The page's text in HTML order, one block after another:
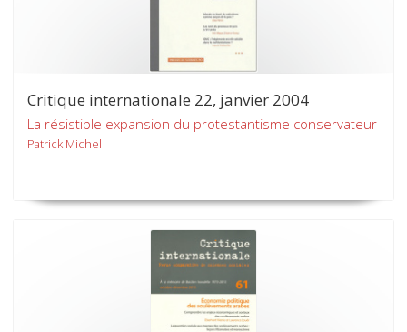
Critique internationale 22, janvier 2004
La résistible expansion du protestantisme conservateur
Patrick Michel